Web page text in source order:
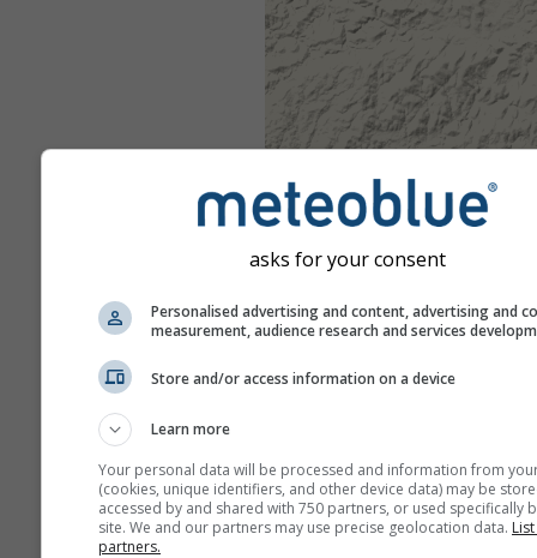
asks for your consent
Personalised advertising and content, advertising and
measurement, audience research and services
Store and/or access information on a device
Learn more
Your personal data will be processed and information from
(cookies, unique identifiers, and other device data) may be
accessed by and shared with 750 partners, or used specifically
site. We and our partners may use precise geolocation data.
partners.